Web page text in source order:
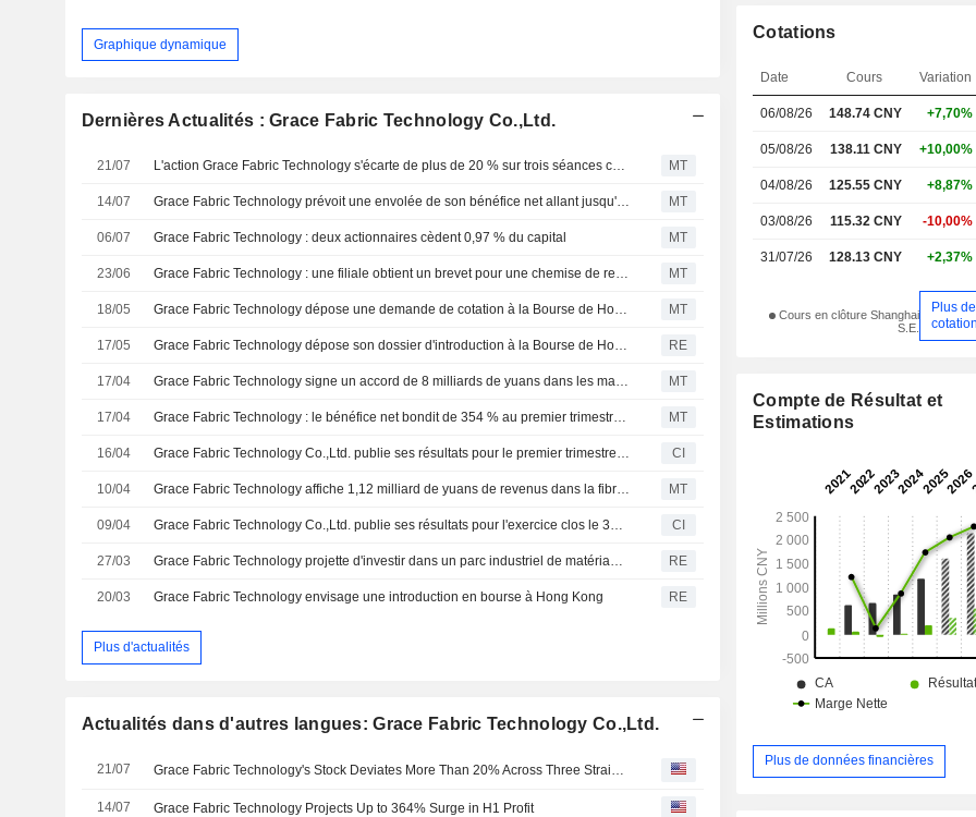
Graphique dynamique
Dernières Actualités : Grace Fabric Technology Co.,Ltd.
21/07 L'action Grace Fabric Technology s'écarte de plus de 20 % sur trois séances consécutives ; le titre grimpe de 10 % MT
14/07 Grace Fabric Technology prévoit une envolée de son bénéfice net allant jusqu'à 364 % au premier semestre MT
06/07 Grace Fabric Technology : deux actionnaires cèdent 0,97 % du capital MT
23/06 Grace Fabric Technology : une filiale obtient un brevet pour une chemise de refroidissement MT
18/05 Grace Fabric Technology dépose une demande de cotation à la Bourse de Hong Kong MT
17/05 Grace Fabric Technology dépose son dossier d'introduction à la Bourse de Hong Kong RE
17/04 Grace Fabric Technology signe un accord de 8 milliards de yuans dans les matériaux haute performance MT
17/04 Grace Fabric Technology : le bénéfice net bondit de 354 % au premier trimestre, le titre grimpe de 4 % MT
16/04 Grace Fabric Technology Co.,Ltd. publie ses résultats pour le premier trimestre clos le 31 mars 2026 CI
10/04 Grace Fabric Technology affiche 1,12 milliard de yuans de revenus dans la fibre de verre en 2025 ; le titre grimpe de 5% MT
09/04 Grace Fabric Technology Co.,Ltd. publie ses résultats pour l'exercice clos le 31 décembre 2025 CI
27/03 Grace Fabric Technology projette d'investir dans un parc industriel de matériaux électroniques RE
20/03 Grace Fabric Technology envisage une introduction en bourse à Hong Kong RE
Plus d'actualités
Actualités dans d'autres langues: Grace Fabric Technology Co.,Ltd.
21/07
14/07 Grace Fabric Technology Projects Up to 364% Surge in H1 Profit
intégrés (CI), et autres. La
intérieur.
Cotations
Date Cours Variation
06/08/26 148.74 CNY +7,70%
05/08/26 138.11 CNY +10,00%
04/08/26 125.55 CNY +8,87%
03/08/26 115.32 CNY -10,00%
31/07/26 128.13 CNY +2,37%
Cours en clôture Shanghai
S.E.
Plus de
Compte de Résultat et
Estimations
Plus de données financières